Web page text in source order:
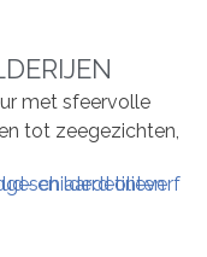
met sfeervolle
tot zeegezichten,